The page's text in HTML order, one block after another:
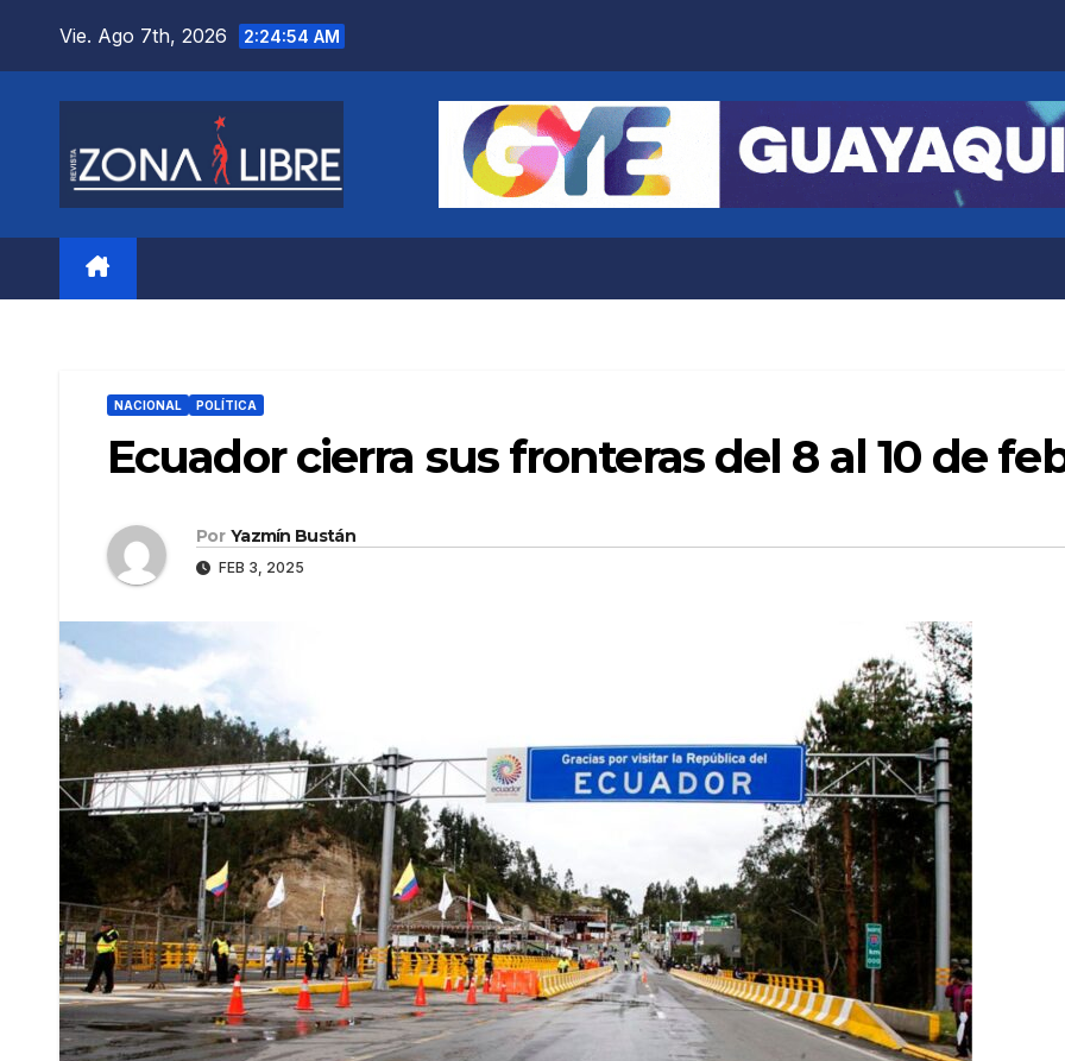
Vie. Ago 7th, 2026 2:24:55 AM
NACIONAL POLÍTICA
Ecuador cierra sus fronteras del 8 al 10 de
Por Yazmín Bustán
FEB 3, 2025